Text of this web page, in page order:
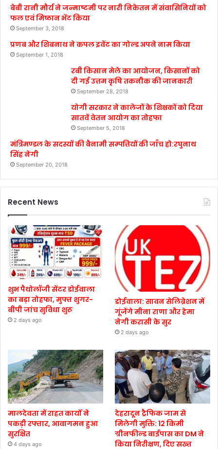
बेबी रानी मौर्य ने जन्माष्टमी पर नारी निकेतन में संवासिनियों को
फल एवं मिष्ठान भेंट किया
September 3, 2018
प्रणब और शिबनाथ ने कपल इवेंट का गोल्ड अपने नाम किया
September 1, 2018
रबी किसान मेले का आयोजन, किसानों को
दी गई उत्तम कृषि तकनीक की जानकारी
September 28, 2018
योगी सरकार ने कालेजों के शिक्षकों को दिया
सातवें वेतन आयोग का तोहफा
September 5, 2018
मंत्रिमण्डल के सदस्यों की बैनामी सम्पत्तियों की जाँच हो:रघुनाथ
सिंह नेगी
September 20, 2018
Recent News
शुभ पैथोलॉजी सेंटर डोईवाला
का बड़ा तोहफा, मुफ्त शुगर-
बीपी जांच सुविधा शुरू
2 days ago
डोईवाला: सावन सेलिब्रेशन में
गूंजेंगे मीना राणा और हेमा
नेगी करासी के सुर
2 days ago
मालदेवता में राहत कार्यों ने
पकड़ी रफ्तार, आवागमन हुआ
सुरक्षित
4 days ago
देहरादून ट्रैफिक जाम से
मिलेगी मुक्ति: 12 किमी
ग्रीनफील्ड बाईपास का DM ने
किया निरीक्षण, दिए सख्त